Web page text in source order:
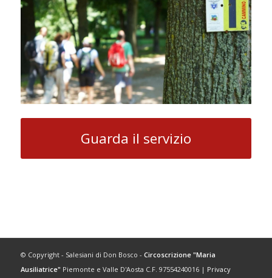
Guarda il servizio
© Copyright - Salesiani di Don Bosco - Circoscrizione "Maria
Ausiliatrice" Piemonte e Valle D'Aosta C.F. 97554240016 | Privacy